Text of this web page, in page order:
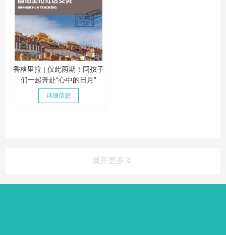
香格里拉 | 仅此两期！同孩子
们一起奔赴“心中的日月”
详细信息
展开更多